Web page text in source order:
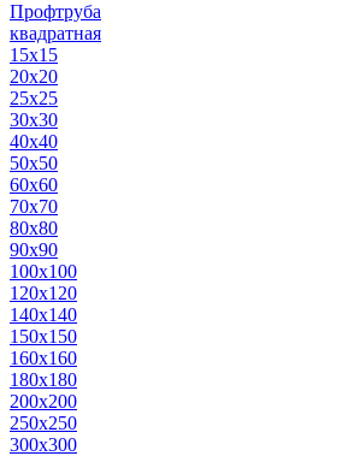
Профтруба
квадратная
15х15
20х20
25х25
30х30
40х40
50х50
60х60
70х70
80х80
90х90
100х100
120х120
140х140
150х150
160х160
180х180
200х200
250х250
300х300